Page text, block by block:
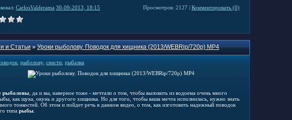
CarlosValderama 30-09-2013, 18:15 Просмотров: 2127 | Комментировать (0)
и Статьи»Уроки рыболову. Поводок для хищника (2013/WEBRip/720p) MP4
рыболову, снасти рыбалка
рыболовы , да и вы, наверное тоже - мечтали о том, чтобы выловить из водоема очень много
как щука, окунь и другого хищника. Но для того, чтобы ваша мечта исполнилась, нужно знать
тонкостей. Об этом и пойдет речь в данном видео, о том, как изготовить надежный поводок
типа рыбы